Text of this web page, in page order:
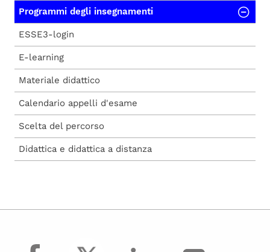
Programmi degli insegnamenti
ESSE3-login
E-learning
Materiale didattico
Calendario appelli d'esame
Scelta del percorso
Didattica e didattica a distanza
facebook